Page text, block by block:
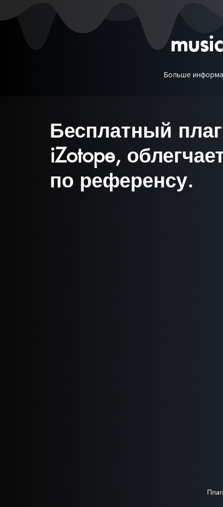
music
Больше
Бесплатный
iZotope,
по референсу.